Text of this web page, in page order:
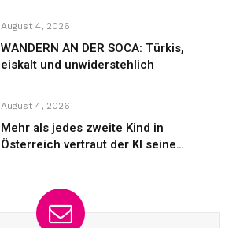
August 4, 2026
WANDERN AN DER SOCA: Türkis,
eiskalt und unwiderstehlich
August 4, 2026
Mehr als jedes zweite Kind in
Österreich vertraut der KI seine